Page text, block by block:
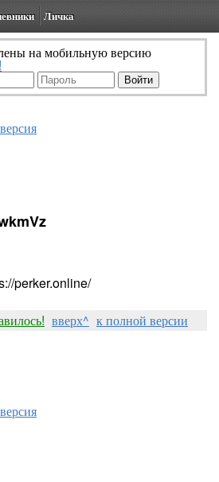
Личка
на мобильную версию
perker.online/
вверх^ к полной версии